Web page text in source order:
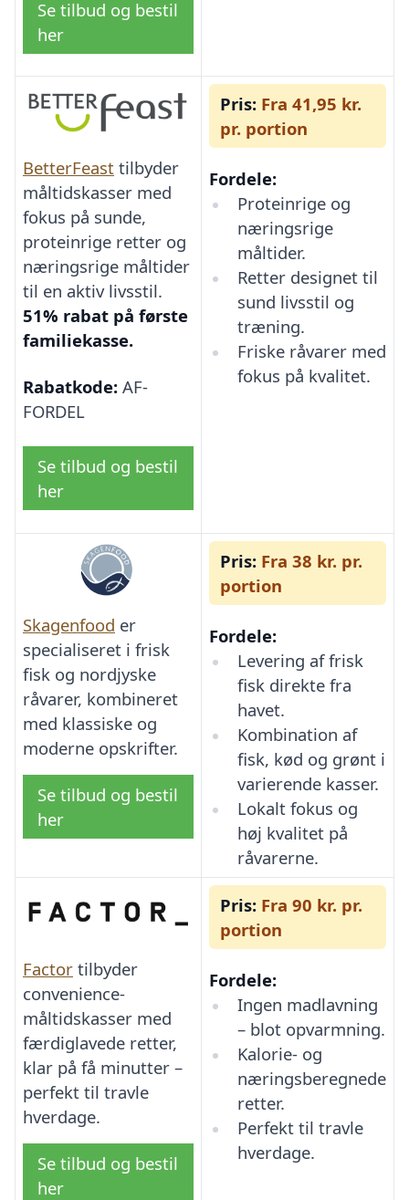
Se tilbud og bestil
her
BetterFeast tilbyder
måltidskasser med
fokus på sunde,
proteinrige retter og
næringsrige måltider
til en aktiv livsstil.
51% rabat på første
familiekasse.
Rabatkode: AF-
FORDEL
Se tilbud og bestil
her
Pris: Fra 41,95 kr.
pr. portion
Fordele:
Proteinrige og
næringsrige
måltider.
Retter designet til
sund livsstil og
træning.
Friske råvarer med
fokus på kvalitet.
Skagenfood er
specialiseret i frisk
fisk og nordjyske
råvarer, kombineret
med klassiske og
moderne opskrifter.
Se tilbud og bestil
her
Pris: Fra 38 kr. pr.
portion
Fordele:
Levering af frisk
fisk direkte fra
havet.
Kombination af
fisk, kød og grønt i
varierende kasser.
Lokalt fokus og
høj kvalitet på
råvarerne.
Factor tilbyder
convenience-
måltidskasser med
færdiglavede retter,
klar på få minutter –
perfekt til travle
hverdage.
Se tilbud og bestil
her
Pris: Fra 90 kr. pr.
portion
Fordele:
Ingen madlavning
– blot opvarmning.
Kalorie- og
næringsberegnede
retter.
Perfekt til travle
hverdage.